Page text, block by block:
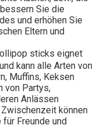
Sie die
und erhöhen Sie
Eltern und
sticks eignet
kann alle Arten von
Muffins, Keksen
von Partys,
Anlässen
können
Freunde und